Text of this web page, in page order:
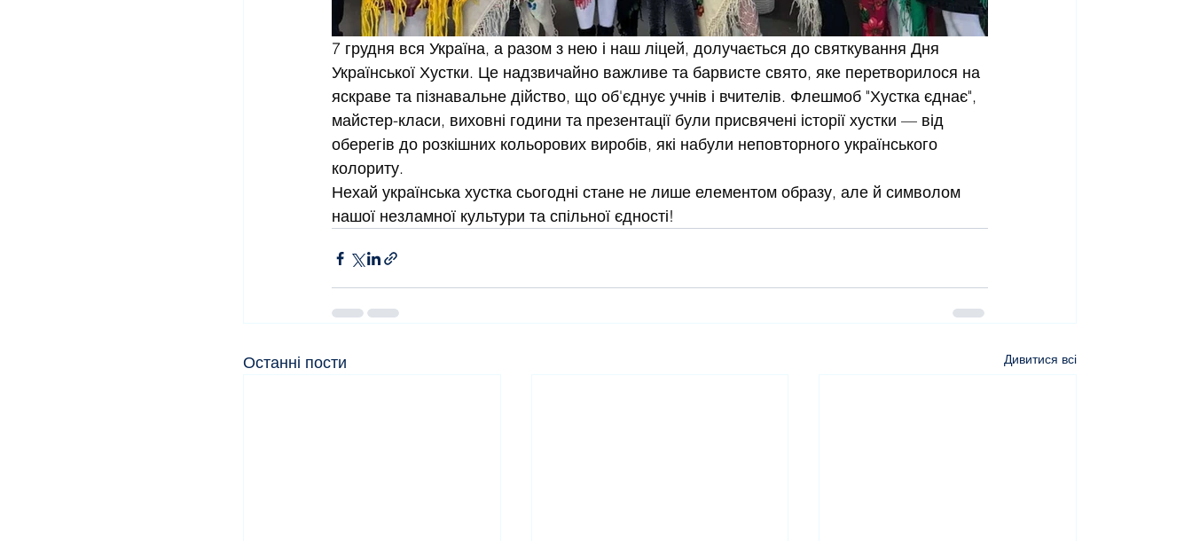
7 грудня вся Україна, а разом з нею і наш ліцей, долучається до святкування Дня
Української Хустки. Це надзвичайно важливе та барвисте свято, яке перетворилося на
яскраве та пізнавальне дійство, що об'єднує учнів і вчителів. Флешмоб "Хустка єднає",
майстер-класи, виховні години та презентації були присвячені історії хустки — від
оберегів до розкішних кольорових виробів, які набули неповторного українського
колориту.
Нехай українська хустка сьогодні стане не лише елементом образу, але й символом
нашої незламної культури та спільної єдності!
Останні пости Дивитися всі